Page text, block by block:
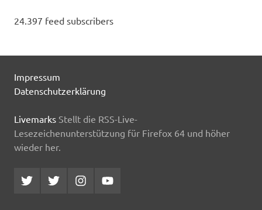
24.397 feed subscribers
Impressum
Datenschutzerklärung
Livemarks Stellt die RSS-Live-
Lesezeichenunterstützung für Firefox 64 und höher
wieder her.
Twitter
MCDP
Twitter
Musicradiostation
InstagramYouTube